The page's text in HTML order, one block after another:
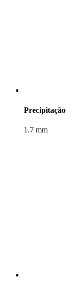
Precipitação
1.7 mm